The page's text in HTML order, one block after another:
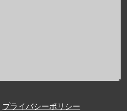
プライバシーポリシー